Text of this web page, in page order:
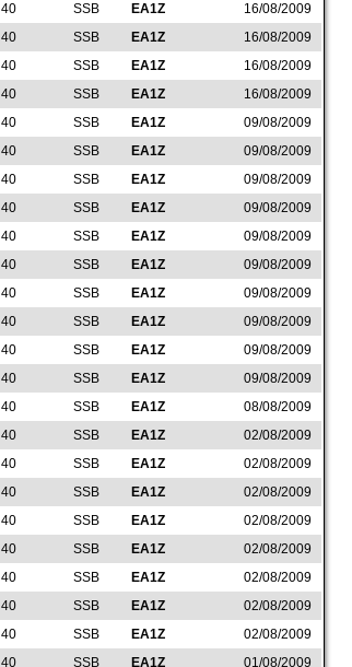
40 SSB EA1Z
16/08/2009
40 SSB EA1Z
16/08/2009
40 SSB EA1Z
16/08/2009
40 SSB EA1Z
16/08/2009
40 SSB EA1Z
09/08/2009
40 SSB EA1Z
09/08/2009
40 SSB EA1Z
09/08/2009
40 SSB EA1Z
09/08/2009
40 SSB EA1Z
09/08/2009
40 SSB EA1Z
09/08/2009
40 SSB EA1Z
09/08/2009
40 SSB EA1Z
09/08/2009
40 SSB EA1Z
09/08/2009
40 SSB EA1Z
09/08/2009
40 SSB EA1Z
08/08/2009
40 SSB EA1Z
02/08/2009
40 SSB EA1Z
02/08/2009
40 SSB EA1Z
02/08/2009
40 SSB EA1Z
02/08/2009
40 SSB EA1Z
02/08/2009
40 SSB EA1Z
02/08/2009
40 SSB EA1Z
02/08/2009
40 SSB EA1Z
02/08/2009
40 SSB EA1Z 01/08/2009